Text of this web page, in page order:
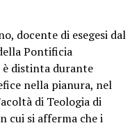
docente di esegesi dal
Pontificia
è distinta durante
nella pianura, nel
di Teologia di
cui si afferma che i